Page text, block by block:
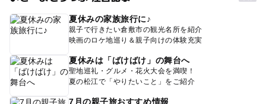
夏休みの家族旅行に♪
親子で行きたい倉敷市の観光名所を紹介
映画のロケ地巡り＆親子向けの体験充実
夏休みは「ばけばけ」の舞台へ
聖地巡礼・グルメ・花火大会を満喫！
夏の松江で「やりたいこと」をご紹介
7月の親子旅おすすめ情報